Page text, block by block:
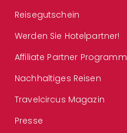
Reisegutschein
Werden Sie Hotelpartner!
Affiliate Partner Programm
Nachhaltiges Reisen
Travelcircus Magazin
Presse